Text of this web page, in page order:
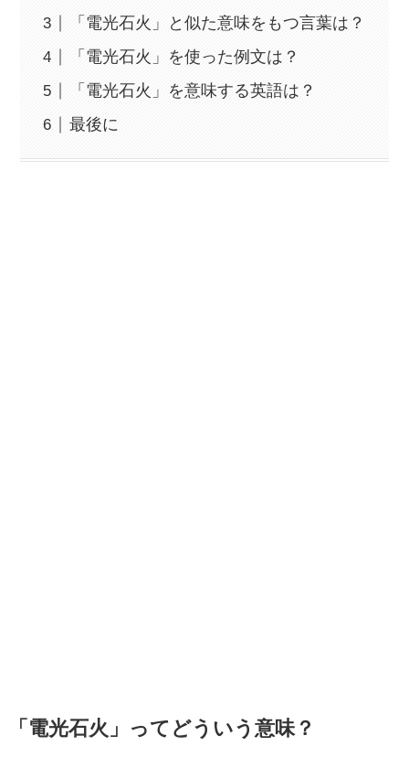
「電光石火」と似た意味をもつ言葉は？
「電光石火」を使った例文は？
「電光石火」を意味する英語は？
最後に
「電光石火」ってどういう意味？